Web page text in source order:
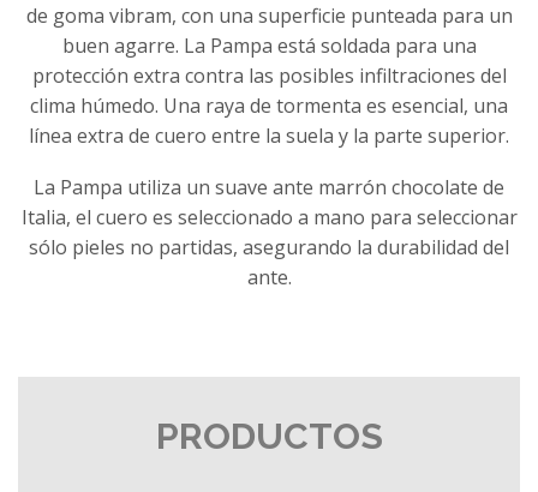
de goma vibram, con una superficie punteada para un
buen agarre. La Pampa está soldada para una
protección extra contra las posibles infiltraciones del
clima húmedo. Una raya de tormenta es esencial, una
línea extra de cuero entre la suela y la parte superior.
La Pampa utiliza un suave ante marrón chocolate de
Italia, el cuero es seleccionado a mano para seleccionar
sólo pieles no partidas, asegurando la durabilidad del
ante.
PRODUCTOS